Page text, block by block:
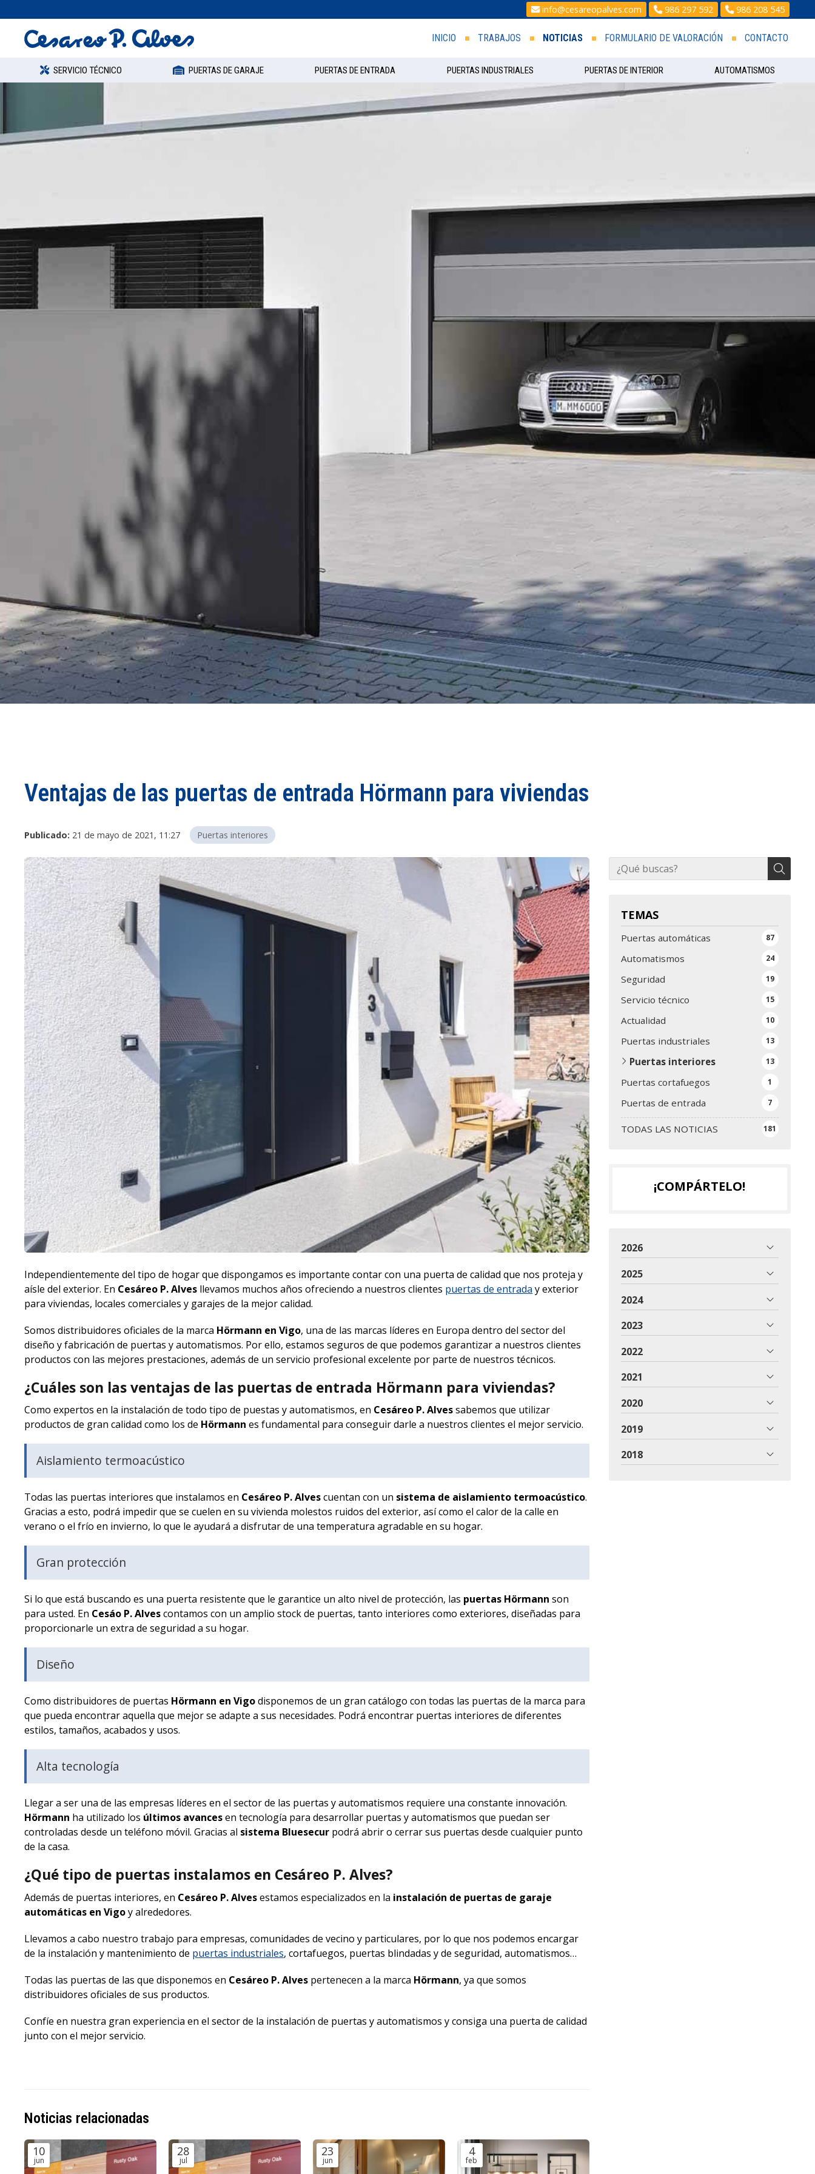
info@cesareopalves.com 986 297 592 986 208 545
INICIO TRABAJOS NOTICIAS FORMULARIO DE VALORACIÓN CONTACTO
SERVICIO TÉCNICO PUERTAS DE GARAJE PUERTAS DE ENTRADA PUERTAS INDUSTRIALES PUERTAS DE INTERIOR AUTOMATISMOS
Ventajas de las puertas de entrada Hörmann para viviendas
Publicado: 21 de mayo de 2021, 11:27 Puertas interiores
TEMAS
TODAS LAS NOTICIAS 181
Puertas automáticas 87
Automatismos 24
Seguridad 19
Servicio técnico 15
Actualidad 10
Puertas industriales 13
Puertas interiores 13
Puertas cortafuegos 1
Puertas de entrada 7
Independientemente del tipo de hogar que dispongamos es importante contar con una puerta de calidad que nos proteja y
aísle del exterior. En Cesáreo P. Alves llevamos muchos años ofreciendo a nuestros clientes puertas de entrada y exterior
para viviendas, locales comerciales y garajes de la mejor calidad.
Somos distribuidores oficiales de la marca Hörmann en Vigo, una de las marcas líderes en Europa dentro del sector del
diseño y fabricación de puertas y automatismos. Por ello, estamos seguros de que podemos garantizar a nuestros clientes
productos con las mejores prestaciones, además de un servicio profesional excelente por parte de nuestros técnicos.
¿Cuáles son las ventajas de las puertas de entrada Hörmann para viviendas?
Como expertos en la instalación de todo tipo de puestas y automatismos, en Cesáreo P. Alvessabemos que utilizar
productos de gran calidad como los de Hörmann es fundamental para conseguir darle a nuestros clientes el mejor servicio.
Aislamiento termoacústico
Todas las puertas interiores que instalamos en Cesáreo P. Alvescuentan con un sistema de aislamiento termoacústico.
Gracias a esto, podrá impedir que se cuelen en su vivienda molestos ruidos del exterior, así como el calor de la calle en
verano o el frío en invierno, lo que le ayudará a disfrutar de una temperatura agradable en su hogar.
Gran protección
Si lo que está buscando es una puerta resistente que le garantice un alto nivel de protección, las puertas Hörmann son
para usted. En Cesáo P. Alvescontamos con un amplio stock de puertas, tanto interiores como exteriores, diseñadas para
proporcionarle un extra de seguridad a su hogar.
Diseño
Como distribuidores de puertas Hörmann en Vigodisponemos de un gran catálogo con todas las puertas de la marca para
que pueda encontrar aquella que mejor se adapte a sus necesidades. Podrá encontrar puertas interiores de diferentes
estilos, tamaños, acabados y usos.
Alta tecnología
Llegar a ser una de las empresas líderes en el sector de las puertas y automatismos requiere una constante innovación.
Hörmann ha utilizado los últimos avancesen tecnología para desarrollar puertas y automatismos que puedan ser
controladas desde un teléfono móvil. Gracias al sistema Bluesecur podrá abrir o cerrar sus puertas desde cualquier punto
de la casa.
¿Qué tipo de puertas instalamos en Cesáreo P. Alves?
Además de puertas interiores, en Cesáreo P. Alvesestamos especializados en la instalación de puertas de garaje
automáticas en Vigoy alrededores.
Llevamos a cabo nuestro trabajo para empresas, comunidades de vecino y particulares, por lo que nos podemos encargar
de la instalación y mantenimiento de puertas industriales, cortafuegos, puertas blindadas y de seguridad, automatismos…
Todas las puertas de las que disponemos en Cesáreo P. Alves pertenecen a la marca Hörmann, ya que somos
distribuidores oficiales de sus productos.
Confíe en nuestra gran experiencia en el sector de la instalación de puertas y automatismos y consiga una puerta de calidad
junto con el mejor servicio.
Noticias relacionadas
10
jun
28
jul
23
jun
4
feb
¡COMPÁRTELO!
2026
2025
2024
2023
2022
2021
2020
2019
2018